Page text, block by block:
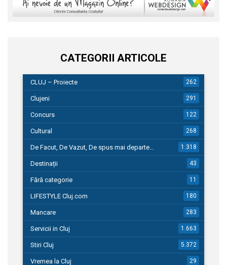
CATEGORII ARTICOLE
CLUJ – Proiecte 262
Clujeni 291
Concurs 122
Cultural 268
De Facut, De Vazut, De spus mai departe… 1.318
Destinații 43
Fără categorie 11
LIFESTYLE Cluj.com 180
Mancare 283
Servicii in Cluj 1.663
Stiri Cluj 5.372
Vremea la Cluj 29